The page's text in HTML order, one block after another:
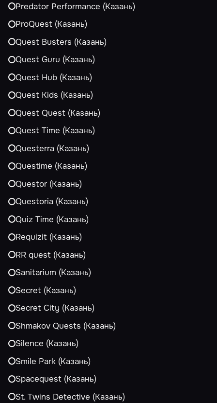
Predator Performance (Казань)
ProQuest (Казань)
Quest Busters (Казань)
Quest Guru (Казань)
Quest Hub (Казань)
Quest Kids (Казань)
Quest Quest (Казань)
Quest Time (Казань)
Questerra (Казань)
Questime (Казань)
Questor (Казань)
Questoria (Казань)
Quiz Time (Казань)
Requizit (Казань)
RR quest (Казань)
Sanitarium (Казань)
Secret (Казань)
Secret City (Казань)
Shmakov Quests (Казань)
Silence (Казань)
Smile Park (Казань)
Spacequest (Казань)
St. Twins Detective (Казань)